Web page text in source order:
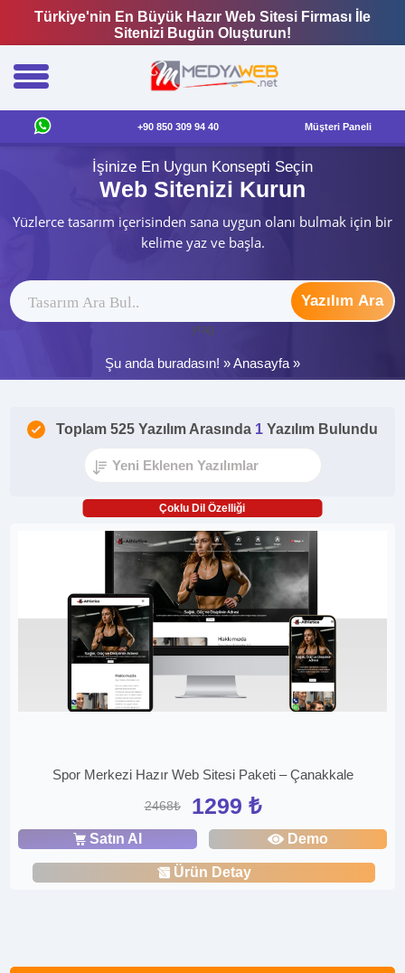
Türkiye'nin En Büyük Hazır Web Sitesi Firması İle
Sitenizi Bugün Oluşturun!
+90 850 309 94 40 Müşteri Paneli
İşinize En Uygun Konsepti Seçin
Web Sitenizi Kurun
Yüzlerce tasarım içerisinden sana uygun olanı bulmak için bir
kelime yaz ve başla.
Yazılım Ara
ytag
Şu anda buradasın! »Anasayfa »
Toplam 525 Yazılım Arasında 1 Yazılım Bulundu
Çoklu Dil Özelliği
Spor Merkezi Hazır Web Sitesi Paketi – Çanakkale
2468₺ 1299 ₺
Satın Al Demo
Ürün Detay